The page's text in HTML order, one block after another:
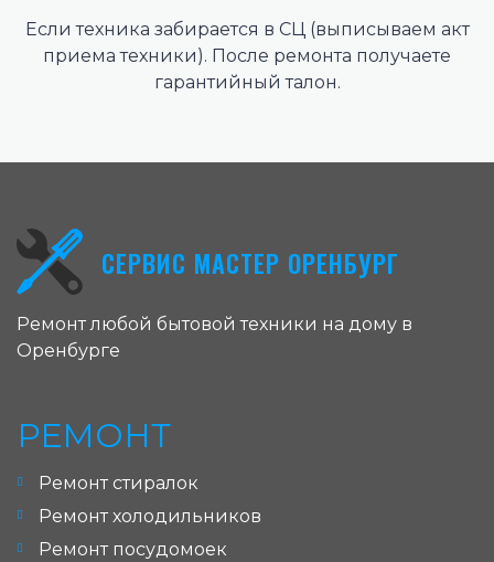
Если техника забирается в СЦ (выписываем акт
приема техники). После ремонта получаете
гарантийный талон.
СЕРВИС МАСТЕР ОРЕНБУРГ
Ремонт любой бытовой техники на дому в
Оренбурге
РЕМОНТ
Ремонт стиралок
Ремонт холодильников
Ремонт посудомоек